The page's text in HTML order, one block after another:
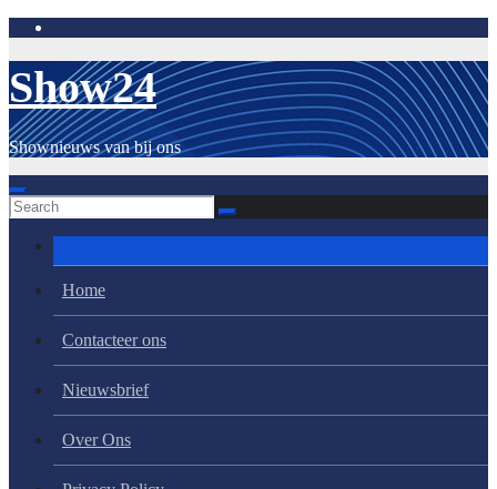
Skip
content
Show24
Shownieuws van bij ons
Home
Contacteer ons
Nieuwsbrief
Over Ons